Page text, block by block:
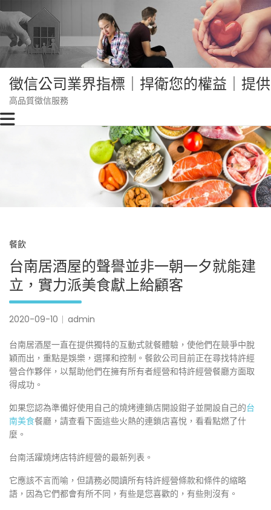
to
content
徵信公司業界指標｜捍衛您的權益｜提
高品質徵信服務
餐飲
台南居酒屋的聲譽並非一朝一夕就能建
立，實力派美食獻上給顧客
2020-09-10 admin
台南居酒屋一直在提供獨特的互動式就餐體驗，使他們在競爭中脫
穎而出，重點是娛樂，選擇和控制。餐飲公司目前正在尋找特許經
營合作夥伴，以幫助他們在擁有所有者經營和特許經營餐廳方面取
得成功。
如果您認為準備好使用自己的燒烤連鎖店開設鉗子並開設自己的台
南美食餐廳，請查看下面這些火熱的連鎖店喜悅，看看點燃了什
麼。
台南活躍燒烤店特許經營的最新列表。
它應該不言而喻，但請務必閱讀所有特許經營條款和條件的縮略
語，因為它們都會有所不同，有些是您喜歡的，有些則沒有。